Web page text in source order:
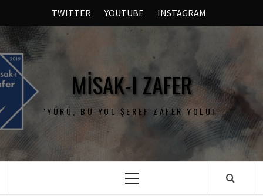
TWITTER YOUTUBE INSTAGRAM
MISAK-I ZAFER
"YÜRÜ, BU YOL ŞEREF ZAFER YOLU!"